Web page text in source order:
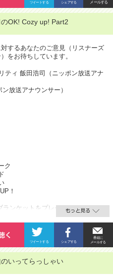
OK! Cozy up! Part2
するあなたのご意見（リスナーズ
をお待ちしています。
ティ 飯田浩司（ニッポン放送アナ
放送アナウンサー）
ク
！
ンケットをプレゼント。
いってらっしゃい